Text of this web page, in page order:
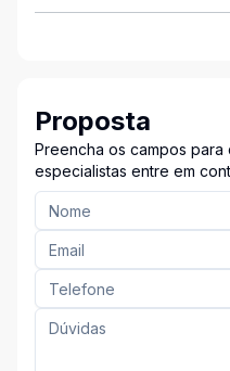
Proposta
Preencha os campos para
especialistas entre em